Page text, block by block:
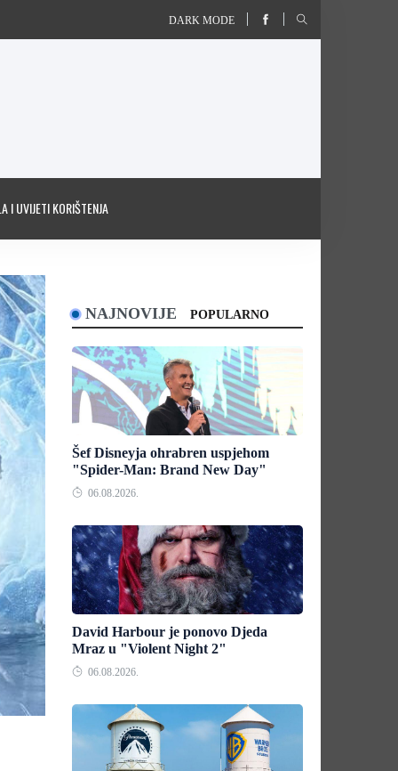
DARK MODE
I UVIJETI KORIŠTENJA
NAJNOVIJE POPULARNO
Šef Disneyja ohrabren uspjehom
"Spider-Man: Brand New Day"
06.08.2026.
David Harbour je ponovo Djeda
Mraz u "Violent Night 2"
06.08.2026.